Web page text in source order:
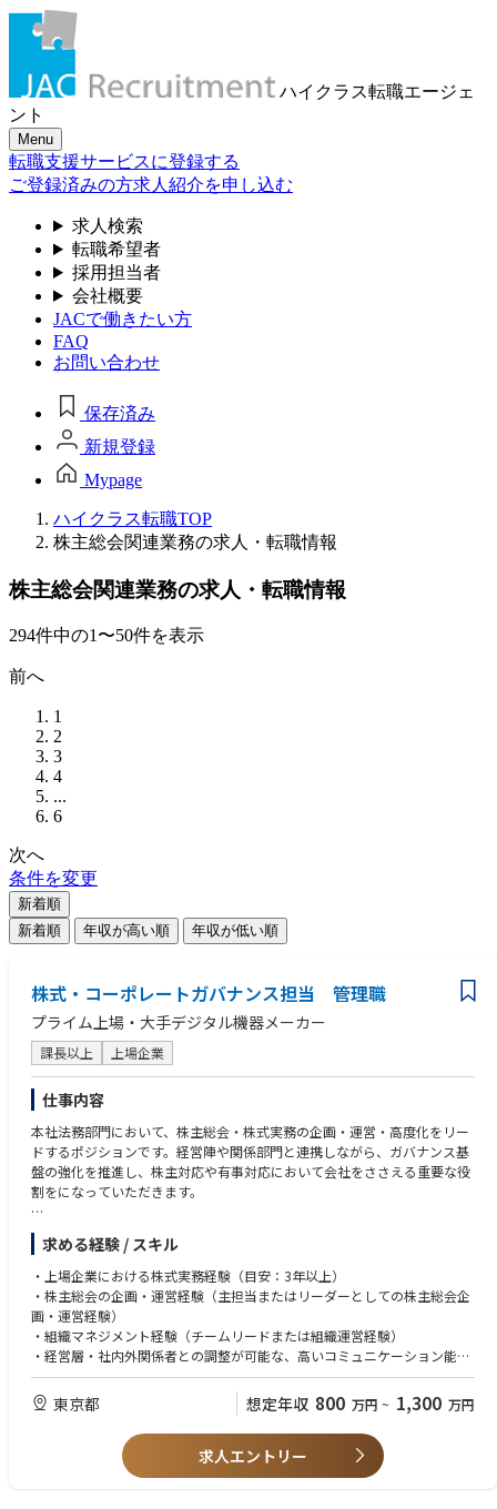
ハイクラス転職エージェ
ント
Menu
転職支援サービスに登録する
ご登録済みの方求人紹介を申し込む
求人検索
転職希望者
採用担当者
会社概要
JACで働きたい方
FAQ
お問い合わせ
保存済み
新規登録
Mypage
ハイクラス転職TOP
株主総会関連業務の求人・転職情報
株主総会関連業務の求人・転職情報
294件中の1〜50件を表示
前へ
1
2
3
4
...
6
次へ
条件を変更
新着順
新着順
年収が高い順 年収が低い順
株式・コーポレートガバナンス担当 管理職
プライム上場・大手デジタル機器メーカー
課長以上 上場企業
仕事内容
本社法務部門において、株主総会・株式実務の企画・運営・高度化をリー
ドするポジションです。経営陣や関係部門と連携しながら、ガバナンス基
盤の強化を推進し、株主対応や有事対応において会社をささえる重要な役
割をになっていただきます。
・株主総会の全体統括（当日・リハーサルの企画、シナリオ策定、招集通
知作成管理、想定問答、当日運営、バーチャル総会、予算）
・株式実務全般（株主名簿管理、株主対応、取引先持ち株会事務局、証券
代行との折衝、配当実務、大量買付モニタリング）
・アクティビスト・機関投資家対応（株主構成分析、機関投資家の議決権
行使動向分析等）
・社用印章管理、社内規程（社用印章管理規程、株式関連規程等）の整
・稟議システムの管理・運営
・チームマネジメント（5名～6名規模。業務改善、人材育成、DX推進等
を通じて組織力をリード）
求める経験 / スキル
・上場企業における株式実務経験（目安：3年以上）
・株主総会の企画・運営経験（主担当またはリーダーとしての株主総会企
画・運営経験）
・組織マネジメント経験（チームリードまたは組織運営経験）
・経営層・社内外関係者との調整が可能な、高いコミュニケーション能力
・文書作成能力（社内提案資料、法定開示資料等）
東京都 想定年収 800 万円 ~ 1,300 万円
求人エントリー